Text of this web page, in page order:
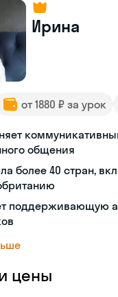
Ирина
от 1880 ₽ за урок
общения
более 40 стран,
поддерживающую
цены